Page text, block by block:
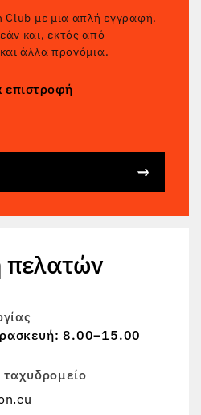
Club με μια απλή εγγραφή.
και, εκτός από
άλλα προνόμια.
επιστροφή
πελατών
8.00–15.00